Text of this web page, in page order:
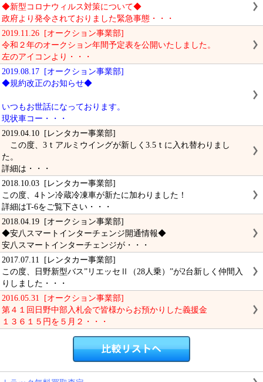
◆新型コロナウィルス対策について◆
政府より発令されておりました緊急事態・・・
2019.11.26 [オークション事業部]
令和２年のオークション年間予定表を公開いたしました。
左のアイコンより・・・
2019.08.17 [オークション事業部]
◆規約改正のお知らせ◆
いつもお世話になっております。
現状車コー・・・
2019.04.10 [レンタカー事業部]
この度、3ｔアルミウイングが新しく3.5ｔに入れ替わりまし
た。
詳細は・・・
2018.10.03 [レンタカー事業部]
この度、4トン冷蔵冷凍車が新たに加わりました！
詳細はT-6をご覧下さい・・・
2018.04.19 [オークション事業部]
◆安八スマートインターチェンジ開通情報◆
安八スマートインターチェンジが・・・
2017.07.11 [レンタカー事業部]
この度、日野新型バス”リエッセⅡ（28人乗）”が2台新しく仲間入
りしました・・・
2016.05.31 [オークション事業部]
第４１回日野中部入札会で皆様からお預かりした義援金
１３６１５円を５月２・・・